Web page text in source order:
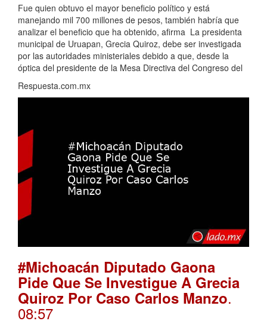
Fue quien obtuvo el mayor beneficio político y está
manejando mil 700 millones de pesos, también habría que
analizar el beneficio que ha obtenido, afirma La presidenta
municipal de Uruapan, Grecia Quiroz, debe ser investigada
por las autoridades ministeriales debido a que, desde la
óptica del presidente de la Mesa Directiva del Congreso del
Respuesta.com.mx
#Michoacán Diputado Gaona
Pide Que Se Investigue A Grecia
Quiroz Por Caso Carlos Manzo.
08:57